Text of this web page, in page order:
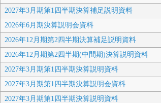
2027年3月期第1四半期決算補足説明資料
2026年6月期決算説明会資料
2026年12月期第2四半期決算補足説明資料
2026年12月期第2四半期(中間期)決算説明資料
2027年3月期第1四半期決算説明資料
2027年3月期第1四半期決算説明会資料
2027年3月期第1四半期決算説明資料